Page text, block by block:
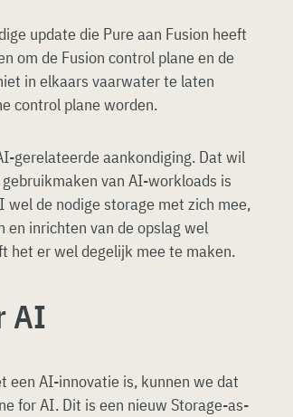
update die Pure aan Fusion heeft
om de Fusion control plane en de
in elkaars vaarwater te laten
control plane worden.
gerelateerde aankondiging. Dat wil
van AI-workloads is
de nodige storage met zich mee,
inrichten van de opslag wel
het er wel degelijk mee te maken.
AI
een AI-innovatie is, kunnen we dat
for AI. Dit is een nieuw Storage-as-